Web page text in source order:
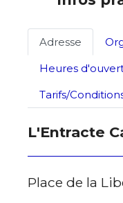
Adresse
Heures
Tarifs/
L'Entracte
Place de la